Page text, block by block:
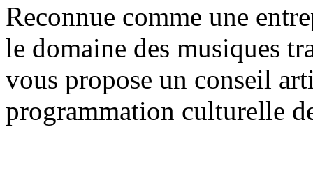
Reconnue comme une
le domaine des musiques
vous propose un conseil
programmation culturelle